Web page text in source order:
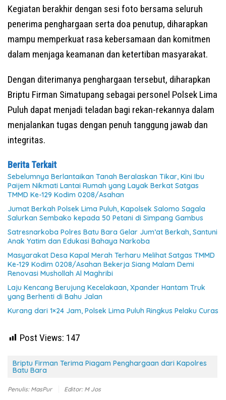
Kegiatan berakhir dengan sesi foto bersama seluruh
penerima penghargaan serta doa penutup, diharapkan
mampu memperkuat rasa kebersamaan dan komitmen
dalam menjaga keamanan dan ketertiban masyarakat.
Dengan diterimanya penghargaan tersebut, diharapkan
Briptu Firman Simatupang sebagai personel Polsek Lima
Puluh dapat menjadi teladan bagi rekan-rekannya dalam
menjalankan tugas dengan penuh tanggung jawab dan
integritas.
Berita Terkait
Sebelumnya Berlantaikan Tanah Beralaskan Tikar, Kini Ibu
Paijem Nikmati Lantai Rumah yang Layak Berkat Satgas
TMMD Ke-129 Kodim 0208/Asahan
Jumat Berkah Polsek Lima Puluh, Kapolsek Salomo Sagala
Salurkan Sembako kepada 50 Petani di Simpang Gambus
Satresnarkoba Polres Batu Bara Gelar Jum’at Berkah, Santuni
Anak Yatim dan Edukasi Bahaya Narkoba
Masyarakat Desa Kapal Merah Terharu Melihat Satgas TMMD
Ke-129 Kodim 0208/Asahan Bekerja Siang Malam Demi
Renovasi Mushollah Al Maghribi
Laju Kencang Berujung Kecelakaan, Xpander Hantam Truk
yang Berhenti di Bahu Jalan
Kurang dari 1×24 Jam, Polsek Lima Puluh Ringkus Pelaku Curas
Post Views: 147
Briptu Firman Terima Piagam Penghargaan dari Kapolres
Batu Bara
Penulis: MasPur Editor: M Jos